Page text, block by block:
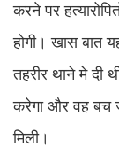
करने पर
होगी। खास बात
तहरीर थाने मे दी
करेगा और वह बच
मिली।